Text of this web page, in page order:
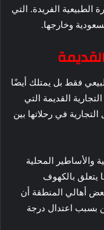
الطبيعية الفريدة. التي
وخارجها.
فقط بل يمتلك أيضًا
القديمة التي
في رحلاتها بين
والأساطير المحلية
يتعلق بالكهوف
أهالي المنطقة أن
بسبب اعتدال درجة